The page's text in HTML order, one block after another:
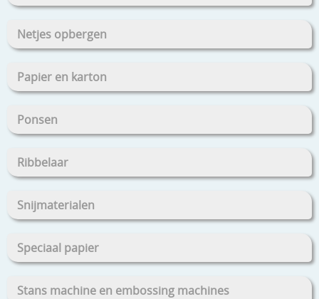
Netjes opbergen
Papier en karton
Ponsen
Ribbelaar
Snijmaterialen
Speciaal papier
Stans machine en embossing machines